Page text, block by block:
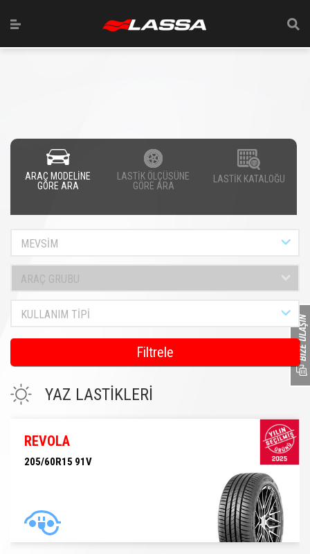
ARAÇ MODELİNE
GÖRE ARA
LASTİK ÖLÇÜSÜNE
GÖRE ARA
LASTİK KATALOĞU
MEVSİM
ARAÇ GRUBU
KULLANIM TİPİ
Filtrele
YAZ LASTİKLERİ
REVOLA
205/60R15 91V